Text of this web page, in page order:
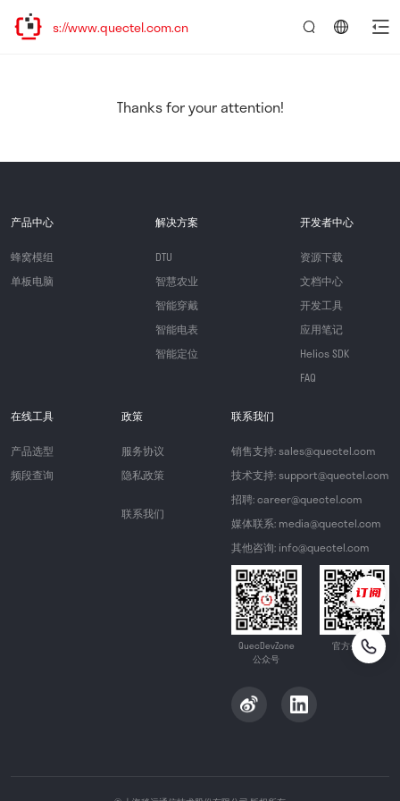
：https://www.quectel.com.cn
Thanks for your attention!
产品中心
蜂窝模组
单板电脑
解决方案
DTU
智慧农业
智能穿戴
智能电表
智能定位
开发者中心
资源下载
文档中心
开发工具
应用笔记
Helios SDK
FAQ
在线工具
产品选型
频段查询
政策
服务协议
隐私政策
联系我们
联系我们
销售支持: sales@quectel.com
技术支持: support@quectel.com
招聘: career@quectel.com
媒体联系: media@quectel.com
其他咨询: info@quectel.com
QuecDevZone
公众号
官方公众号